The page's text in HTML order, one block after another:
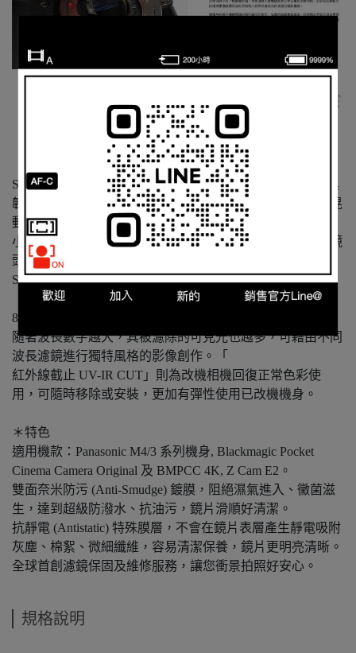
STC 專為 Panasonic M43 無反系列機身研發製作，堅固兼具
韌性的精緻結構讓濾鏡可穩固安置於感光元件前不掉落不晃
動並可隨時拆卸安裝，
小小一片即能應對包括望遠鏡頭或超廣角凸面等不同口徑鏡
頭。
STC 內置濾鏡生產有多種不同類別功能，其中紅外線分為
「紅外線通過 IR Pass」系列推出有 590nm、720nm 及
850nm 三款，
隨著波長數字越大，其被濾除的可見光也越多，可藉由不同
波長濾鏡進行獨特風格的影像創作。「
紅外線截止 UV-IR CUT」則為改機相機回復正常色彩使
用，可隨時移除或安裝，更加有彈性使用已改機機身。
＊特色
適用機款：Panasonic M4/3 系列機身, Blackmagic Pocket
Cinema Camera Original 及 BMPCC 4K, Z Cam E2。
雙面奈米防污 (Anti-Smudge) 鍍膜，阻絕濕氣進入、黴菌滋
生，達到超級防潑水、抗油污，鏡片滑順好清潔。
抗靜電 (Antistatic) 特殊膜層，不會在鏡片表層產生靜電吸附
灰塵、棉絮、微細纖維，容易清潔保養，鏡片更明亮清晰。
全球首創濾鏡保固及維修服務，讓您衝景拍照好安心。
規格說明